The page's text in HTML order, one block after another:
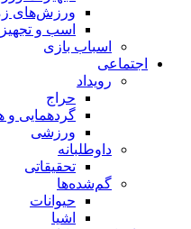
ورزش‌های
اسب و
اسباب‌ بازی
اجتماعی
رویداد
حراج
گردهمایی و
ورزشی
داوطلبانه
تحقیقاتی
گم‌شده‌ها
حیوانات
اشیا